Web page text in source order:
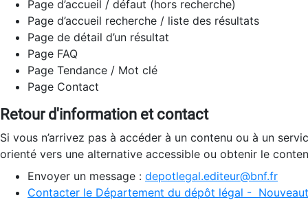
Page d’accueil / défaut (hors recherche)
Page d’accueil recherche / liste des résultats
Page de détail d’un résultat
Page FAQ
Page Tendance / Mot clé
Page Contact
Retour d'information et contact
Si vous n’arrivez pas à accéder à un contenu ou à un
orienté vers une alternative accessible ou obtenir le
Envoyer un message : depotlegal.editeur@bnf.fr
Contacter le Département du dépôt légal -